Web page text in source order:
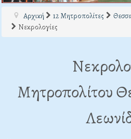
Αρχική 12 Μητροπολίτες
Νεκρολογίες
Μητροπολίτου